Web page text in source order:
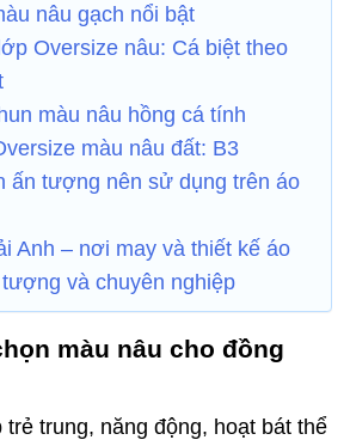
nâu gạch nổi bật
Oversize nâu: Cá biệt theo
màu nâu hồng cá tính
màu nâu đất: B3
ấn tượng nên sử dụng trên áo
Anh – nơi may và thiết kế áo
và chuyên nghiệp
màu nâu cho đồng
trung, năng động, hoạt bát thể